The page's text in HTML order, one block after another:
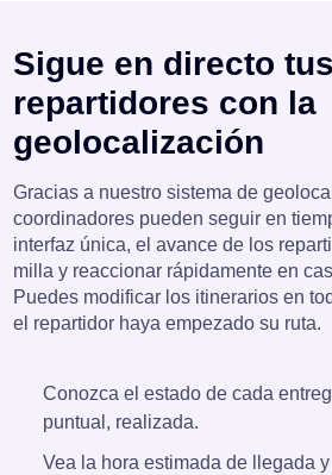
Sigue en directo tus
repartidores con la
geolocalización
Gracias a nuestro sistema de
coordinadores pueden seguir en
interfaz única, el avance de los
milla y reaccionar rápidamente en
Puedes modificar los itinerarios en
el repartidor haya empezado su ruta.
Conozca el estado de cada
puntual, realizada.
Vea la hora estimada de llegada